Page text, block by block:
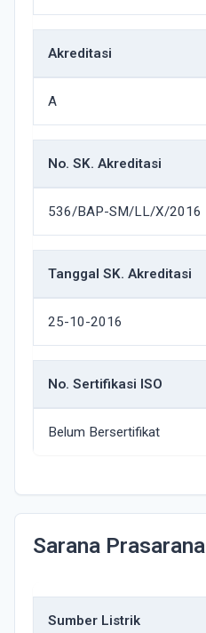
Akreditasi
A
No. SK. Akreditasi
536/BAP-SM/LL/X/2016
Tanggal SK. Akreditasi
25-10-2016
No. Sertifikasi ISO
Belum Bersertifikat
Sarana Prasarana
Sumber Listrik